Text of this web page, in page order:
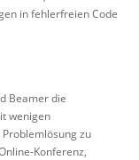
in fehlerfreien Code
Beamer die
wenigen
zu
Konferenz,